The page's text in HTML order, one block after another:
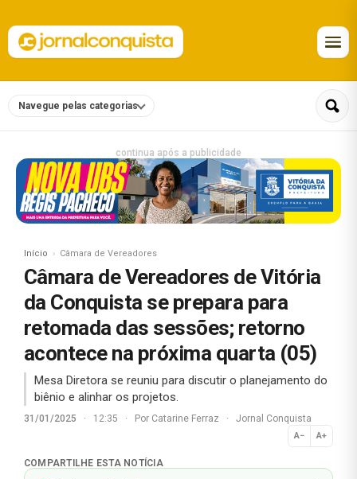
Navegue pelas categorias
continua após a publicidade
Início Câmara de Vereadores
Câmara de Vereadores de Vitória
da Conquista se prepara para
retomada das sessões; retorno
acontece na próxima quarta (05)
Mesa Diretora se reuniu para discutir o planejamento do
biênio e alinhar os projetos.
31/01/2025 · 12:35 · Por Catarine Ferraz · Jornal Conquista
A− A+
Normal
COMPARTILHE ESTA NOTÍCIA